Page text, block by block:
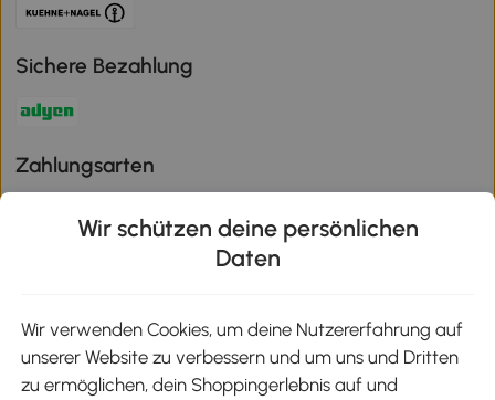
Sichere Bezahlung
Zahlungsarten
Aosom-App
Wir schützen deine persönlichen
Daten
Wir verwenden Cookies, um deine Nutzererfahrung auf
unserer Website zu verbessern und um uns und Dritten
zu ermöglichen, dein Shoppingerlebnis auf und